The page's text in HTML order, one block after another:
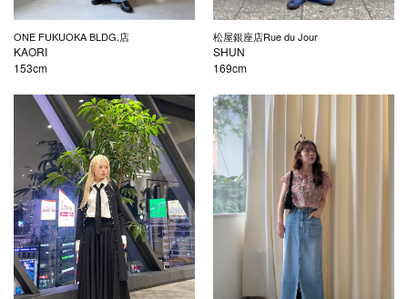
ONE FUKUOKA BLDG.店
KAORI
153cm
松屋銀座店Rue du Jour
SHUN
169cm